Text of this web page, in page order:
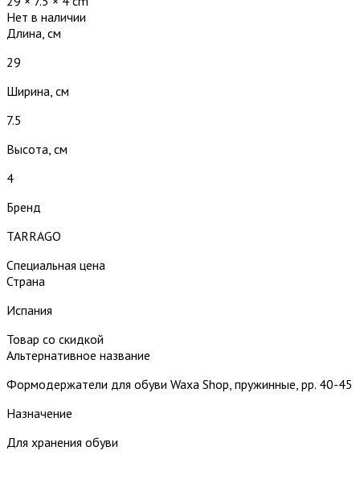
Нет в наличии
Длина, см
29
Ширина, см
7.5
Высота, см
4
Бренд
TARRAGO
Специальная цена
Страна
Испания
Товар со скидкой
Альтернативное название
Формодержатели для обуви Waxa Shop, пружинные, рр. 40-45
Назначение
Для хранения обуви